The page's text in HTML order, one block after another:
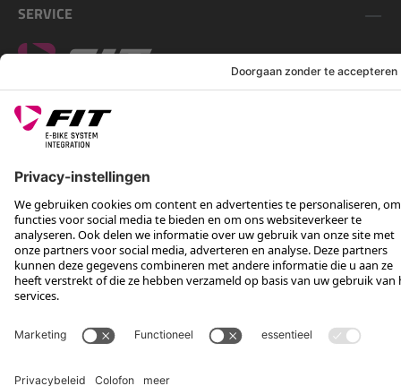
SERVICE
*Aanbevolen verkoopprijs incl. btw, excl. verzendkosten
Rotax Bike Technology AG © 2025